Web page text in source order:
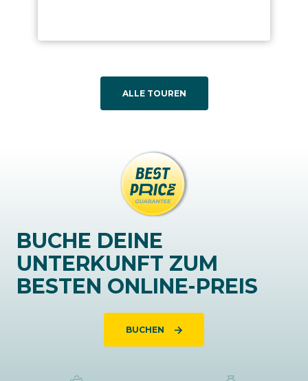
ALLE TOUREN
BUCHE DEINE
UNTERKUNFT ZUM
BESTEN ONLINE-PREIS
BUCHEN